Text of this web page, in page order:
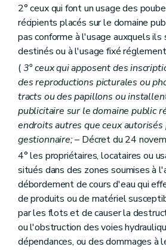
2° ceux qui font un usage des
récipients placés sur le domaine
pas conforme à l'usage auxquels
destinés ou à l'usage fixé
(3° ceux qui apposent des
des reproductions picturales ou
tracts ou des papillons ou
publicitaire sur le domaine public
endroits autres que ceux
gestionnaire;– Décret du 24
4° les propriétaires, locataires ou
situés dans des zones soumises à
débordement de cours d'eau qui
de produits ou de matériel
par les flots et de causer la
ou l'obstruction des voies
dépendances, ou des dommages à